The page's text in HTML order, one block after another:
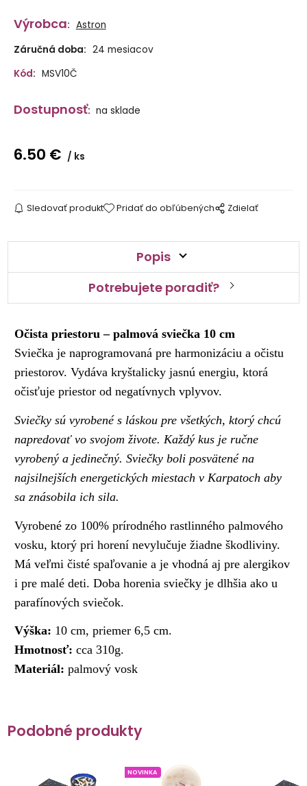
Výrobca: Astron
Záručná doba: 24 mesiacov
Kód: MSV10Č
Dostupnosť: na sklade
6.50 € ks
Sledovať produkt Pridať do obľúbených Zdielať
Popis
Potrebujete poradiť?
Očista priestoru – palmová sviečka 10 cm
Sviečka je naprogramovaná pre harmonizáciu a očistu
priestorov. Vydáva kryštalicky jasnú energiu, ktorá
očisťuje priestor od negatívnych vplyvov.
Sviečky sú vyrobené s láskou pre všetkých, ktorý chcú
napredovať vo svojom živote. Každý kus je ručne
vyrobený a jedinečný. Sviečky boli posvätené na
najsilnejších energetických miestach v Karpatoch aby
sa znásobila ich sila.
Vyrobené zo 100% prírodného rastlinného palmového
vosku, ktorý pri horení nevylučuje žiadne škodliviny.
Má veľmi čisté spaľovanie a je vhodná aj pre alergikov
i pre malé deti. Doba horenia sviečky je dlhšia ako u
parafínových sviečok.
Výška: 10 cm, priemer 6,5 cm.
Hmotnosť: cca 310g.
Materiál: palmový vosk
Podobné produkty
NOVINKA